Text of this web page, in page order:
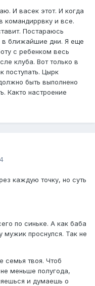
И васек этот. И когда
командиррвку и все.
Постараюсь
в ближайшие дни. Я еще
с ребенком весь
клуба. Вот только в
поступать. Цырк
быть выполнено
Както настроение
каждую точку, но суть
по синьке. А как баба
мужик проснулся. Так не
семья твоя. Чтоб
меньше полугода,
и думаешь о